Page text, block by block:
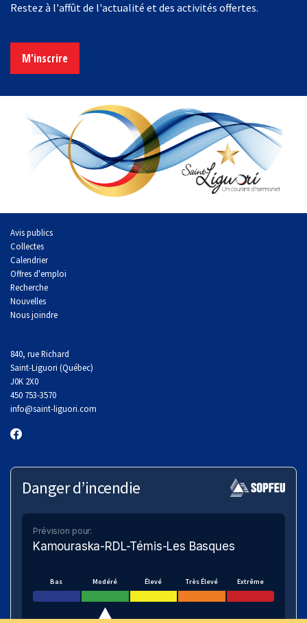
Restez à l'affût de l'actualité et des activités offertes.
M'inscrire
Avis publics
Collectes
Calendrier
Offres d'emploi
Recherche
Nouvelles
Nous joindre
840, rue Richard
Saint-Liguori (Québec)
J0K 2X0
450 753-3570
info@saint-liguori.com
Danger d’incendie
Prévision pour:
Kamouraska-RDL-Témis-Les Basques
Bas Modéré Élevé Très Élevé Extrême